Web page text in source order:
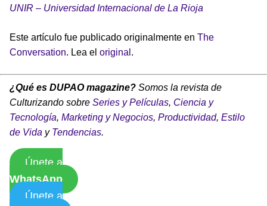
UNIR – Universidad Internacional de La Rioja
Este artículo fue publicado originalmente en The
Conversation. Lea el original .
¿Qué es DUPAO magazine? Somos la revista de
Culturizando sobre Series y Películas, Ciencia y
Tecnología, Marketing y Negocios, Productividad, Estilo
de Vida y Tendencias.
Únete a
WhatsApp
Únete a